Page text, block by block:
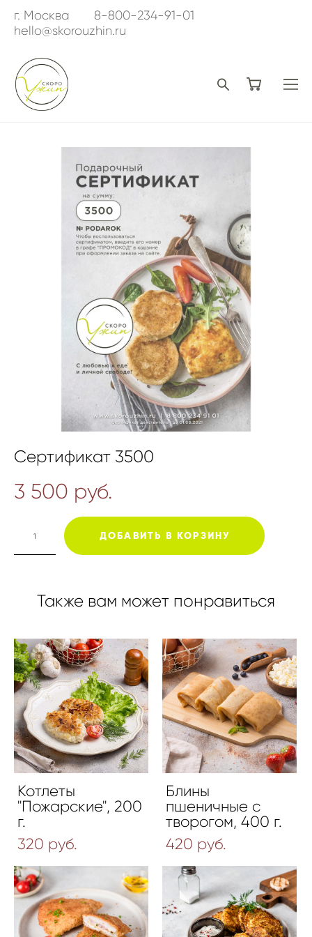
г. Москва
8-800-234-91-01
hello@skorouzhin.ru
Сертификат 3500
3 500 pуб.
ДОБАВИТЬ В КОРЗИНУ
Также вам может понравиться
Котлеты
"Пожарские", 200
г.
320 pуб.
Блины
пшеничные с
творогом, 400 г.
420 pуб.